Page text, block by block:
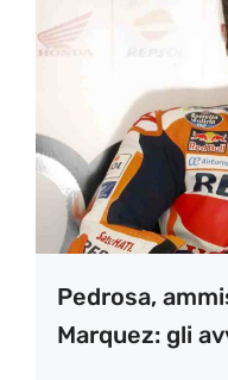
Pedrosa,
Marquez: gli